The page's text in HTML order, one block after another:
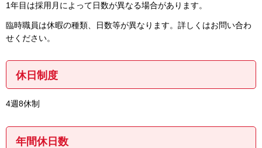
1年目は採用月によって日数が異なる場合があります。
臨時職員は休暇の種類、日数等が異なります。詳しくはお問い合わ
せください。
休日制度
4週8休制
年間休日数